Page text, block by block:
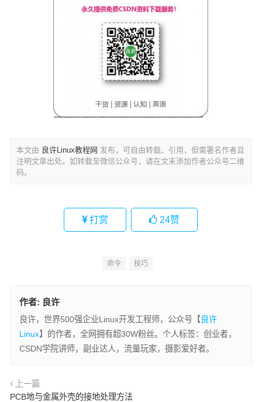
本文由 良许Linux教程网 发布，可自由转载、引用，但需署名作者且
注明文章出处。如转载至微信公众号，请在文末添加作者公众号二维
码。
打赏 24赞
命令 技巧
作者: 良许
良许，世界500强企业Linux开发工程师，公众号【 良许
Linux】的作者，全网拥有超30W粉丝。个人标签：创业者，
CSDN学院讲师，副业达人，流量玩家，摄影爱好者。
上一篇
PCB地与金属外壳的接地处理方法